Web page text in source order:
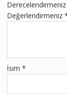
Derecelendirmeniz
Değerlendirmeniz
İsim *